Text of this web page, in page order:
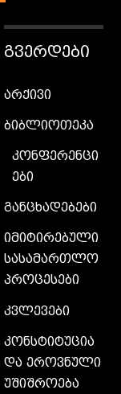
ᲒᲕᲔᲠᲓᲔᲑᲘ
არქივი
ბიბლიოთეკა
კონფერენცი
ები
განცხადებები
იმიტირებული
სასამართლო
პროცესები
კვლევები
კონსტიტუცია
და ეროვნული
უშიშროება